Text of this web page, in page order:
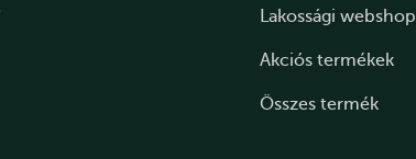
Lakossági webshop
Akciós termékek
Összes termék